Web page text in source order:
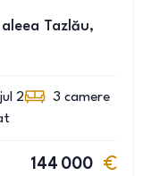
Tazlău,
2 3 camere
144 000